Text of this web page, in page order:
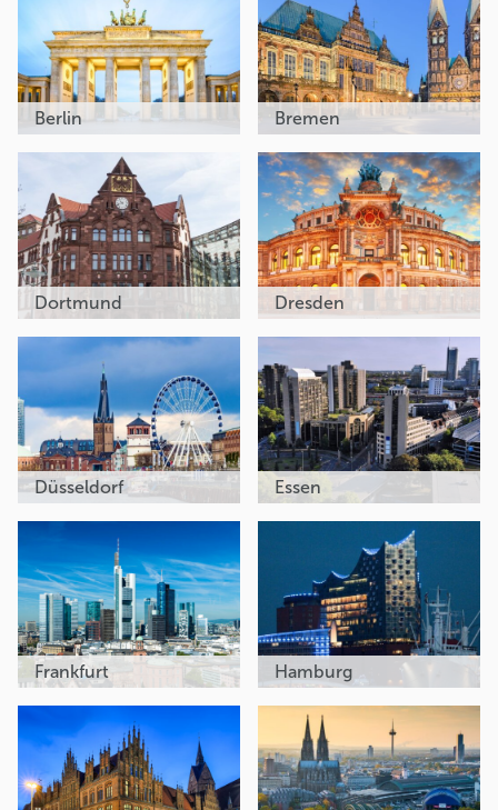
Berlin Bremen
Dortmund Dresden
Düsseldorf Essen
Frankfurt Hamburg